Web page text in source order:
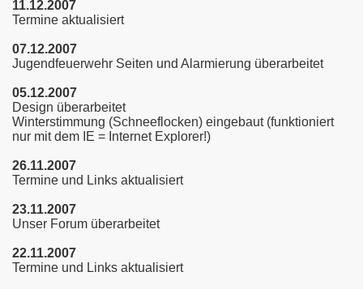
11.12.2007
Termine aktualisiert
07.12.2007
Jugendfeuerwehr Seiten und Alarmierung überarbeitet
05.12.2007
Design überarbeitet
Winterstimmung (Schneeflocken) eingebaut (funktioniert
nur mit dem IE = Internet Explorer!)
26.11.2007
Termine und Links aktualisiert
23.11.2007
Unser Forum überarbeitet
22.11.2007
Termine und Links aktualisiert